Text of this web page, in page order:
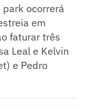
ocorrerá
em
faturar três
Leal e Kelvin
e Pedro